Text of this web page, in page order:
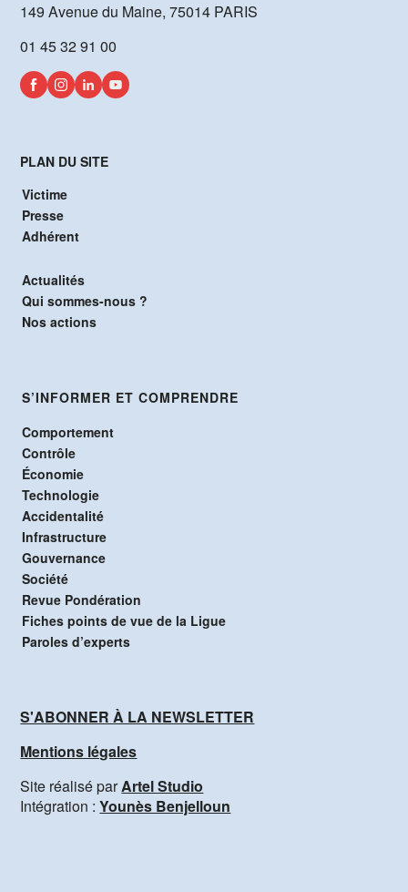
149 Avenue du Maine, 75014 PARIS
01 45 32 91 00
PLAN DU SITE
Victime
Presse
Adhérent
Actualités
Qui sommes-nous ?
Nos actions
S’INFORMER ET COMPRENDRE
Comportement
Contrôle
Économie
Technologie
Accidentalité
Infrastructure
Gouvernance
Société
Revue Pondération
Fiches points de vue de la Ligue
Paroles d’experts
S'ABONNER À LA NEWSLETTER
Mentions légales
Site réalisé parArtel Studio
Intégration :Younès Benjelloun